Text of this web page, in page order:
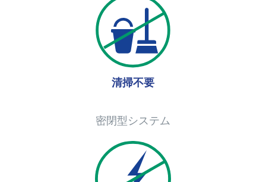
清掃不要
密閉型システム